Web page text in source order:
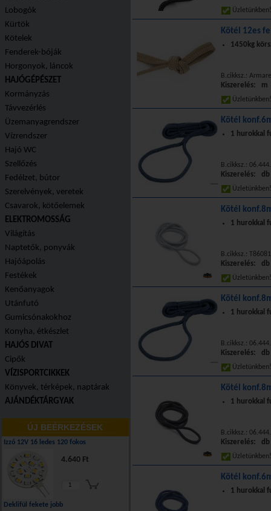
Lobogók
Kürtök
Kötelek
Fenderek-bóják
Horgonyok, láncok
HAJÓGÉPÉSZET
Kormányzás
Távvezérlés
Üzemanyagrendszer
Vízrendszer
Hajó WC
Szellőzés
Fedélzet, bútor
Szerelvények, veretek
Csavarok, kötőelemek
ELEKTROMOSSÁG
Világítás
Naptetők, ponyvák
Hajóápolás
Festékek
Kenőanyagok
Utánfutó
Gumicsónakokhoz
Konyha, étkészlet
HAJÓS DIVAT
Cipők
VÍZISPORTCIKKEK
Könyvek, térképek, naptárak
AJÁNDÉKTÁRGYAK
ÚJ BEÉRKEZÉSEK
Izzó 12V 16 ledes 120 fokos
4.640 Ft
Deklifül fekete jobb
Kötél 12es
1450kg
B.cikksz.:
Kiszerelés: m
Kötél
1 hurokkal
B.cikksz.:
Kiszerelés: db
Kötél
1 hurokkal
B.cikksz.:
Kiszerelés: db
Kötél
1 hurokkal
B.cikksz.:
Kiszerelés: db
Kötél
1 hurokkal
B.cikksz.:
Kiszerelés: db
Kötél
1 hurokkal